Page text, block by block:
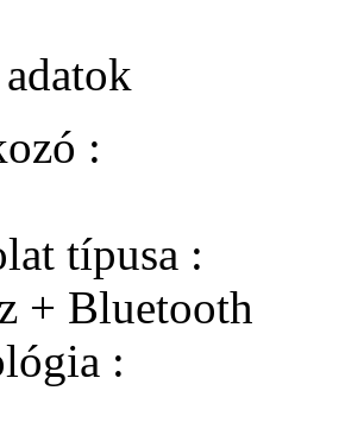
:
típusa :
+ Bluetooth
: